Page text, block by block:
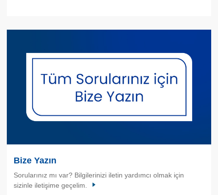
Bize Yazın
Sorularınız mı var? Bilgilerinizi iletin yardımcı olmak için
sizinle iletişime geçelim.